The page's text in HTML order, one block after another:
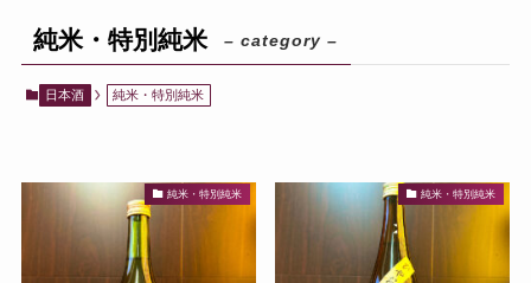
純米・特別純米 – category –
日本酒 純米・特別純米
純米・特別純米 純米・特別純米